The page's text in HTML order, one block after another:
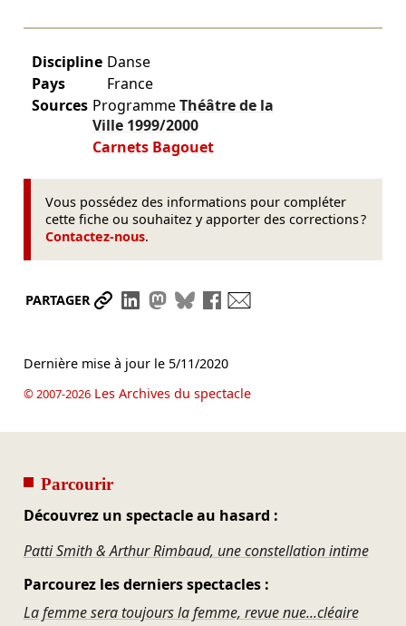
Discipline Danse
Pays
France
Sources ProgrammeThéâtre de la
Ville 1999/2000
Carnets Bagouet
Vous possédez des informations pour compléter
cette fiche ou souhaitez y apporter des corrections ?
Contactez-nous.
PARTAGER Partager le lien
Partager sur LinkedIn
Partager sur Mastodon
Partager sur Bluesky
Partager sur Facebook
Dernière mise à jour le 5/11/2020
© 2007-2026Les Archives du spectacle
Parcourir
Découvrez un spectacle au hasard :
Patti Smith & Arthur Rimbaud, une constellation intime
Parcourez les derniers spectacles :
La femme sera toujours la femme, revue nue...cléaire